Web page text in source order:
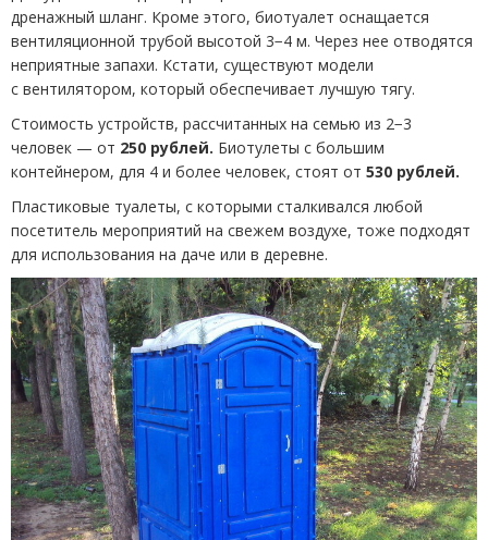
дренажный шланг. Кроме этого, биотуалет оснащается
вентиляционной трубой высотой 3−4 м. Через нее отводятся
неприятные запахи. Кстати, существуют модели
с вентилятором, который обеспечивает лучшую тягу.
Стоимость устройств, рассчитанных на семью из 2−3
человек — от 250 рублей. Биотулеты с большим
контейнером, для 4 и более человек, стоят от 530 рублей.
Пластиковые туалеты, с которыми сталкивался любой
посетитель мероприятий на свежем воздухе, тоже подходят
для использования на даче или в деревне.